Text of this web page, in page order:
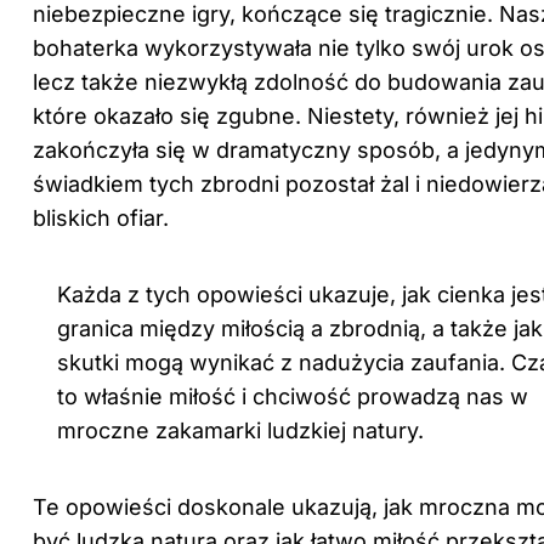
niebezpieczne igry, kończące się tragicznie.
bohaterka wykorzystywała nie tylko swój urok
lecz także niezwykłą zdolność do budowania
które okazało się zgubne. Niestety, również jej
zakończyła się w dramatyczny sposób, a
świadkiem tych zbrodni pozostał żal i
bliskich ofiar.
Każda z tych opowieści ukazuje, jak cienka
granica między miłością a zbrodnią, a także
skutki mogą wynikać z nadużycia zaufania.
to właśnie miłość i chciwość prowadzą nas w
mroczne zakamarki ludzkiej natury.
Te opowieści doskonale ukazują, jak mroczna